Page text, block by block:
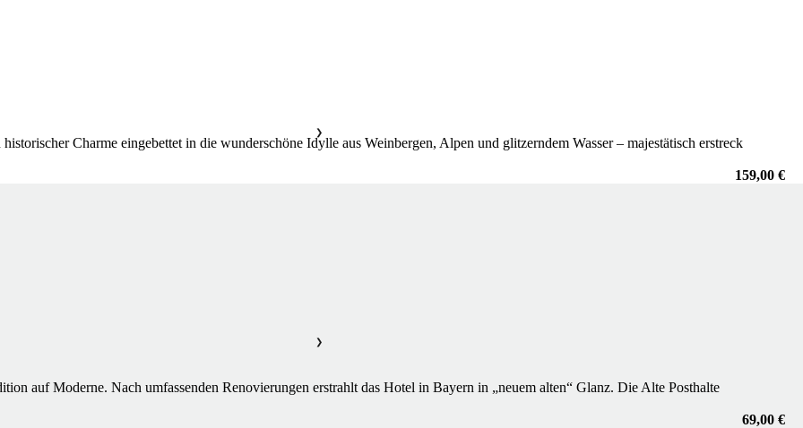
Charme eingebettet in die wunderschöne Idylle aus Weinbergen, Alpen und glitzerndem Wasser – majestätisch erstreck
159,00 €
auf Moderne. Nach umfassenden Renovierungen erstrahlt das Hotel in Bayern in „neuem alten“ Glanz. Die Alte Posthalte
69,00 €
❯
❯